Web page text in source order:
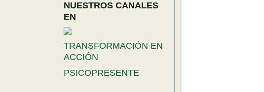
NUESTROS CANALES
EN
TRANSFORMACIÓN EN
ACCIÓN
PSICOPRESENTE